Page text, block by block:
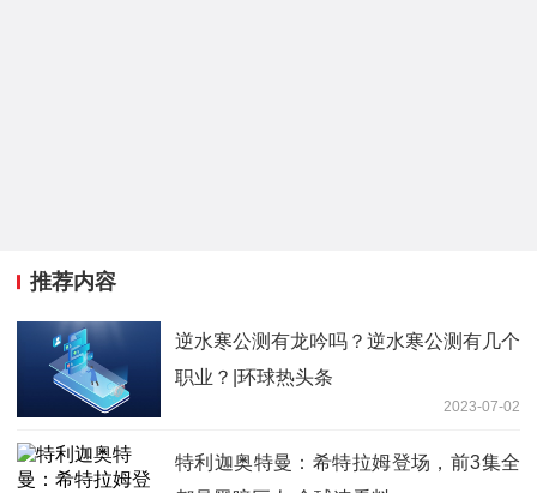
推荐内容
逆水寒公测有龙吟吗？逆水寒公测有几个
职业？|环球热头条
2023-07-02
特利迦奥特曼：希特拉姆登场，前3集全